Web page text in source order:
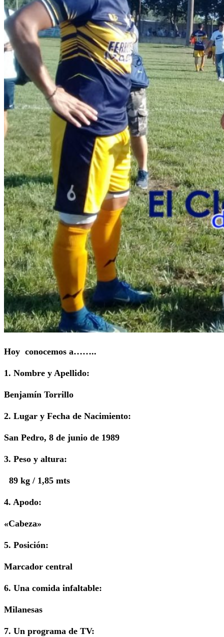
Hoy conocemos a……..
1. Nombre y Apellido:
Benjamín Torrillo
2. Lugar y Fecha de Nacimiento:
San Pedro, 8 de junio de 1989
3. Peso y altura:
89 kg / 1,85 mts
4. Apodo:
«Cabeza»
5. Posición:
Marcador central
6. Una comida infaltable:
Milanesas
7. Un programa de TV: